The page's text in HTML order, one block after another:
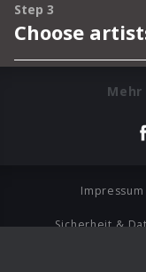
Mehr
Impressum
Sicherheit &